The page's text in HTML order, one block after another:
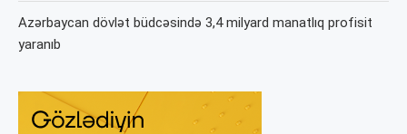
Azərbaycan dövlət büdcəsində 3,4 milyard manatlıq profisit
yaranıb